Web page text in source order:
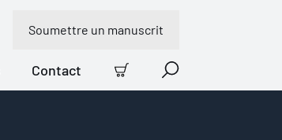
Soumettre un manuscrit
Contact
Panier Recherche